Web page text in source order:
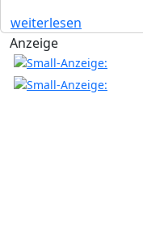
weiterlesen
Anzeige